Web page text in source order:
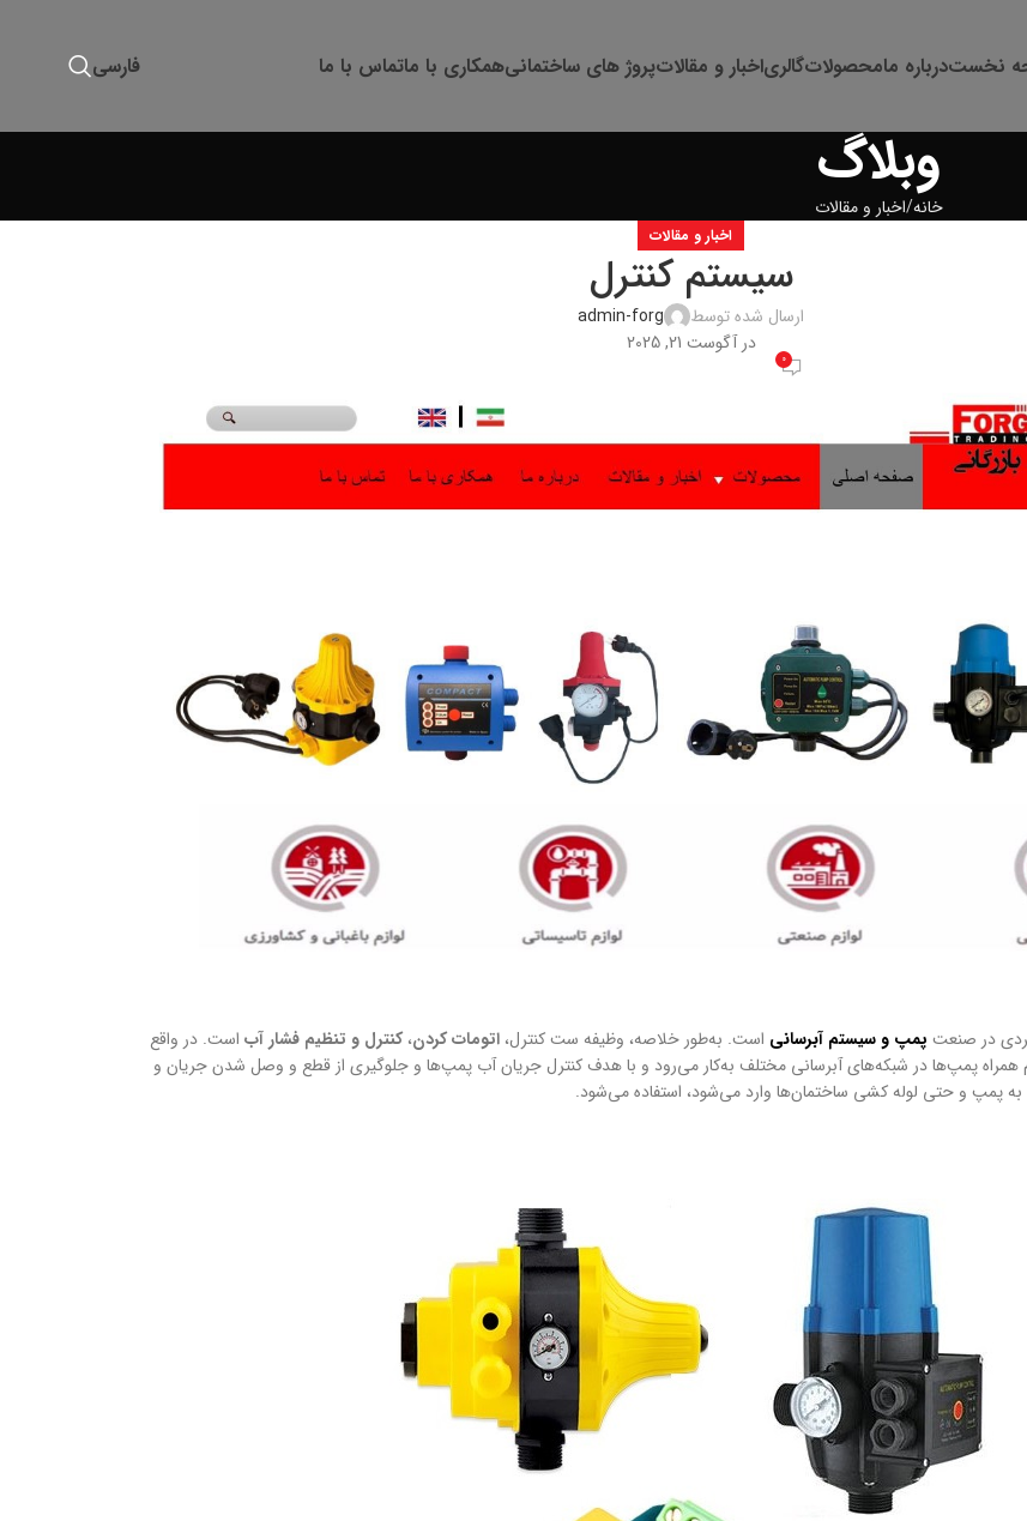
نخستدرباره مامحصولاتگالریاخبار و مقالاتپروژ های ساختمانیهمکاری با ماتماس با ما فارسی
وبلاگ
خانه اخبار و مقالات
اخبار و مقالات
سیستم کنترل
ارسال شده توسط
admin-forg
در آگوست 21, 2025
0
در صنعت پمپ و سیستم آبرسانی است. به‌طور خلاصه، وظیفه ست کنترل، اتومات کردن، کنترل و تنظیم فشار آباست. در واقع
همراه پمپ‌ها در شبکه‌های آبرسانی مختلف به‌کار می‌رود و با هدف کنترل جریان آب پمپ‌ها و جلوگیری از قطع‌ و‌‌ وصل شدن جریان و
پمپ و حتی لوله کشی ساختمان‌ها وارد می‌شود، استفاده می‌شود.